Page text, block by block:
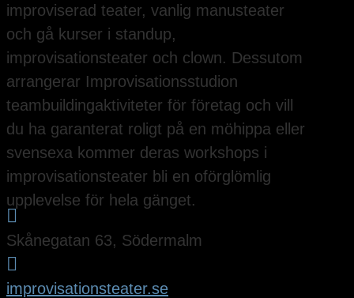
improviserad teater, vanlig manusteater
och gå kurser i standup,
improvisationsteater och clown. Dessutom
arrangerar Improvisationsstudion
teambuildingaktiviteter för företag och vill
du ha garanterat roligt på en möhippa eller
svensexa kommer deras workshops i
improvisationsteater bli en oförglömlig
upplevelse för hela gänget.

Skånegatan 63, Södermalm

improvisationsteater.se